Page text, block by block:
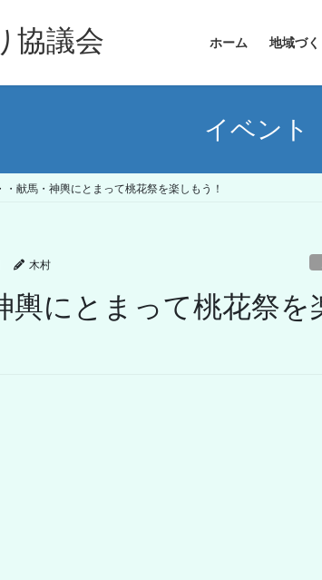
協議会 ホーム 地域づ
イベント
・献馬・神輿にとまって桃花祭を楽しもう！
木村
輿にとまって桃花祭を